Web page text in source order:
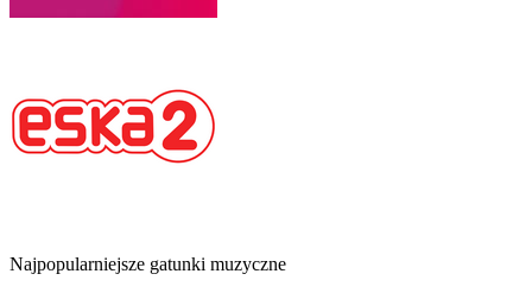
Najpopularniejsze gatunki muzyczne